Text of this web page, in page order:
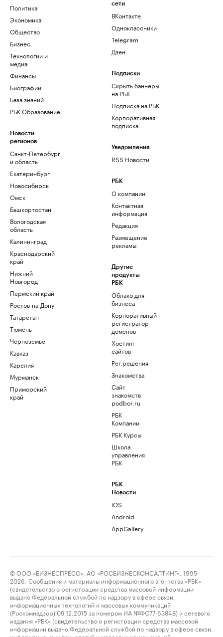
Политика
Экономика
Общество
Бизнес
Технологии и
медиа
Финансы
Биографии
База знаний
РБК Образование
Новости
регионов
Санкт-Петербург
и область
Екатеринбург
Новосибирск
Омск
Башкортостан
Вологодская
область
Калининград
Краснодарский
край
Нижний
Новгород
Пермский край
Ростов-на-Дону
Татарстан
Тюмень
Черноземье
Кавказ
Карелия
Мурманск
Приморский
край
сети
ВКонтакте
Одноклассники
Telegram
Дзен
Подписки
Скрыть баннеры
на РБК
Подписка на РБК
Корпоративная
подписка
Уведомления
RSS Новости
РБК
О компании
Контактная
информация
Редакция
Размещение
рекламы
Другие
продукты
РБК
Облако для
бизнеса
Корпоративный
регистратор
доменов
Хостинг
сайтов
Рег.решения
Знакомства
Сайт
знакомств
podbor.ru
РБК
Компании
РБК Курсы
Школа
управления
РБК
РБК
Новости
iOS
Android
AppGallery
© ООО «БИЗНЕСПРЕСС», АО «РОСБИЗНЕСКОНСАЛТИНГ», 1995–
2026. Сообщения и материалы информационного агентства «РБК»
(свидетельство о регистрации средства массовой информации
выдано Федеральной службой по надзору в сфере связи,
информационных технологий и массовых коммуникаций
(Роскомнадзор) 09.12.2015 за номером ИА №ФС77-63848) и сетевого
издания «РБК» (свидетельство о регистрации средства массовой
информации выдано Федеральной службой по надзору в сфере связи,